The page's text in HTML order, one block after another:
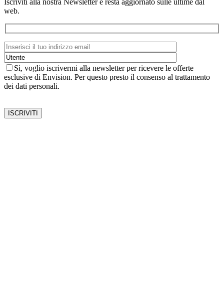
Iscriviti alla nostra Newsletter e resta aggiornato sulle ultime dal
web.
Sì, voglio iscrivermi alla newsletter per ricevere le offerte
esclusive di Envision. Per questo presto il consenso al trattamento
dei dati personali.